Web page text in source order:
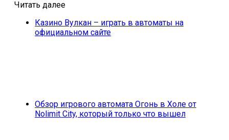
Читать далее
Казино Вулкан – играть в автоматы на
официальном сайте
Обзор игрового автомата Огонь в Холе от
Nolimit City, который только что вышел